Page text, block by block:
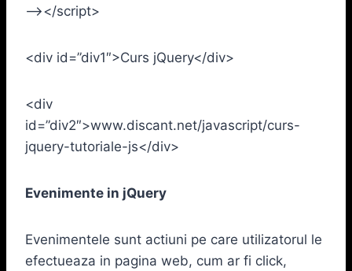
–></script>
<div id=”div1″>Curs jQuery</div>
<div
id=”div2″>www.discant.net/javascript/curs-
jquery-tutoriale-js</div>
Evenimente in jQuery
Evenimentele sunt actiuni pe care utilizatorul le
efectueaza in pagina web, cum ar fi click,